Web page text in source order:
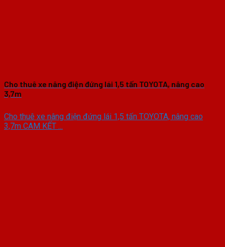
Cho thuê xe nâng điện đứng lái 1,5 tấn TOYOTA, nâng cao
3,7m
Cho thuê xe nâng điện đứng lái 1,5 tấn TOYOTA, nâng cao
3,7m CAM KẾT ...